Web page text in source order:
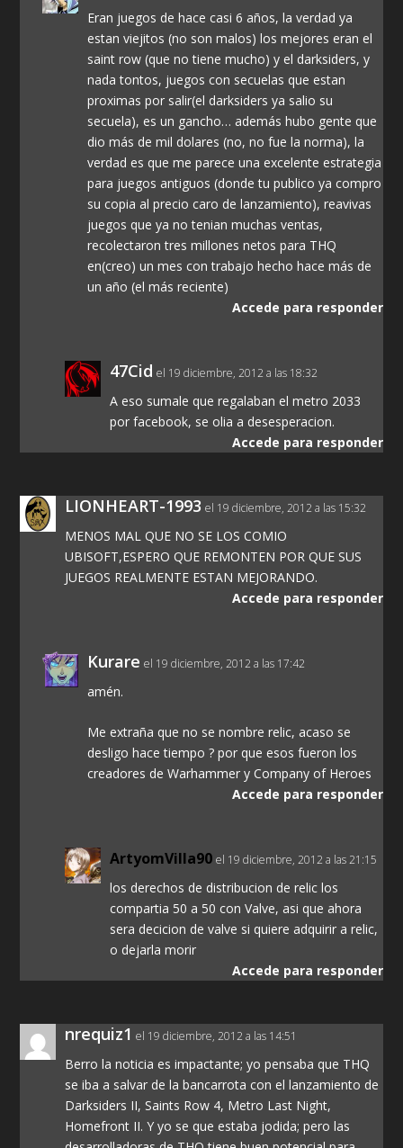
Eran juegos de hace casi 6 años, la verdad ya
estan viejitos (no son malos) los mejores eran el
saint row (que no tiene mucho) y el darksiders, y
nada tontos, juegos con secuelas que estan
proximas por salir(el darksiders ya salio su
secuela), es un gancho… además hubo gente que
dio más de mil dolares (no, no fue la norma), la
verdad es que me parece una excelente estrategia
para juegos antiguos (donde tu publico ya compro
su copia al precio caro de lanzamiento), reavivas
juegos que ya no tenian muchas ventas,
recolectaron tres millones netos para THQ
en(creo) un mes con trabajo hecho hace más de
un año (el más reciente)
Accede para responder
47Cid el 19 diciembre, 2012 a las 18:32
A eso sumale que regalaban el metro 2033
por facebook, se olia a desesperacion.
Accede para responder
LIONHEART-1993 el 19 diciembre, 2012 a las 15:32
MENOS MAL QUE NO SE LOS COMIO
UBISOFT,ESPERO QUE REMONTEN POR QUE SUS
JUEGOS REALMENTE ESTAN MEJORANDO.
Accede para responder
Kurare el 19 diciembre, 2012 a las 17:42
amén.
Me extraña que no se nombre relic, acaso se
desligo hace tiempo ? por que esos fueron los
creadores de Warhammer y Company of Heroes
Accede para responder
ArtyomVilla90 el 19 diciembre, 2012 a las 21:15
los derechos de distribucion de relic los
compartia 50 a 50 con Valve, asi que ahora
sera decicion de valve si quiere adquirir a relic,
o dejarla morir
Accede para responder
nrequiz1 el 19 diciembre, 2012 a las 14:51
Berro la noticia es impactante; yo pensaba que THQ
se iba a salvar de la bancarrota con el lanzamiento de
Darksiders II, Saints Row 4, Metro Last Night,
Homefront II. Y yo se que estaba jodida; pero las